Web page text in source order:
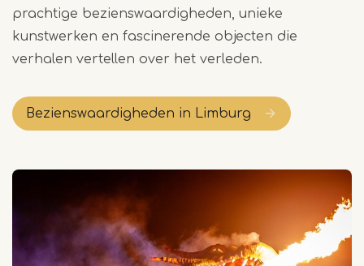
prachtige bezienswaardigheden, unieke
kunstwerken en fascinerende objecten die
verhalen vertellen over het verleden.
Bezienswaardigheden in Limburg